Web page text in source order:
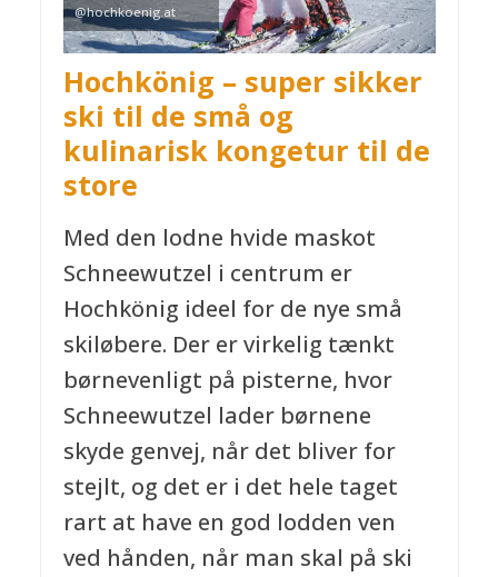
@hochkoenig.at
Hochkönig – super sikker
ski til de små og
kulinarisk kongetur til de
store
Med den lodne hvide maskot
Schneewutzel i centrum er
Hochkönig ideel for de nye små
skiløbere. Der er virkelig tænkt
børnevenligt på pisterne, hvor
Schneewutzel lader børnene
skyde genvej, når det bliver for
stejlt, og det er i det hele taget
rart at have en god lodden ven
ved hånden, når man skal på ski